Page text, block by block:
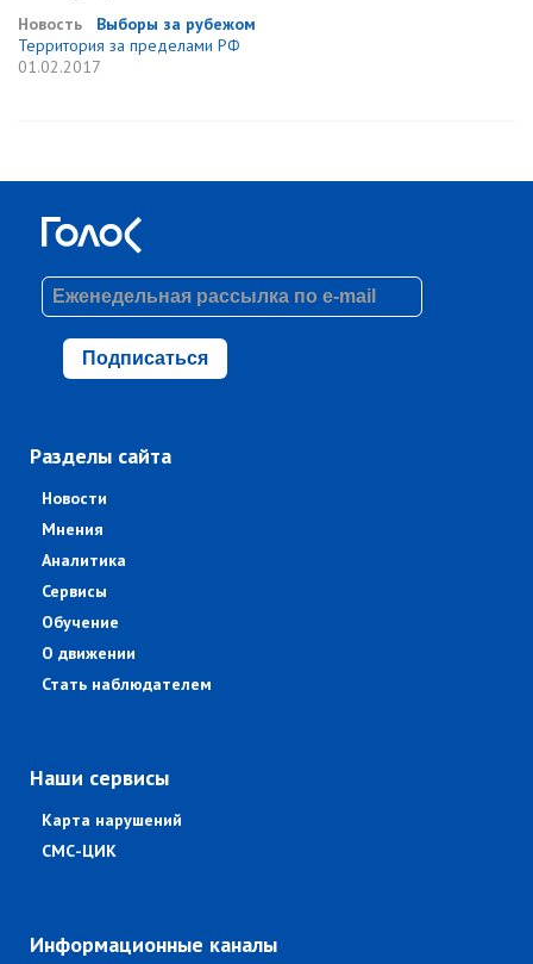
Новость
Выборы за рубежом
Территория за пределами РФ
01.02.2017
Подписаться
Разделы сайта
Новости
Мнения
Аналитика
Сервисы
Обучение
О движении
Стать наблюдателем
Наши сервисы
Карта нарушений
СМС-ЦИК
Информационные каналы